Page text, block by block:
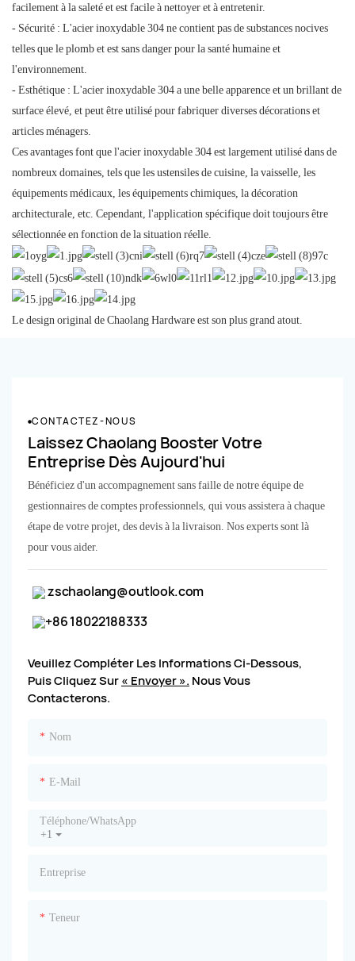
facilement à la saleté et est facile à nettoyer et à entretenir.
- Sécurité : L'acier inoxydable 304 ne contient pas de substances nocives
telles que le plomb et est sans danger pour la santé humaine et
l'environnement.
- Esthétique : L'acier inoxydable 304 a une belle apparence et un brillant de
surface élevé, et peut être utilisé pour fabriquer diverses décorations et
articles ménagers.
Ces avantages font que l'acier inoxydable 304 est largement utilisé dans de
nombreux domaines, tels que les ustensiles de cuisine, la vaisselle, les
équipements médicaux, les équipements chimiques, la décoration
architecturale, etc. Cependant, l'application spécifique doit toujours être
sélectionnée en fonction de la situation réelle.
Le design original de Chaolang Hardware est son plus grand atout.
CONTACTEZ-NOUS
Laissez Chaolang Booster Votre
Entreprise Dès Aujourd'hui
Bénéficiez d'un accompagnement sans faille de notre équipe de
gestionnaires de comptes professionnels, qui vous assistera à chaque
étape de votre projet, des devis à la livraison. Nos experts sont là
pour vous aider.
zschaolang@outlook.com
+86 18022188333
Veuillez Compléter Les Informations Ci-Dessous,
Puis Cliquez Sur« Envoyer ». Nous Vous
Contacterons.
Nom
E-Mail
+1
Téléphone/WhatsApp
Entreprise
Teneur